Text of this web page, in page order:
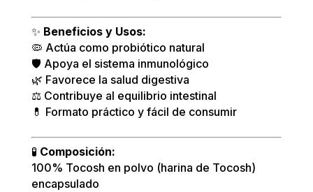
✨ Beneficios y Usos:
🦠 Actúa como probiótico natural
🛡️ Apoya el sistema inmunológico
🌿 Favorece la salud digestiva
⚖️ Contribuye al equilibrio intestinal
💊 Formato práctico y fácil de consumir
🧪 Composición:
100% Tocosh en polvo (harina de Tocosh)
encapsulado